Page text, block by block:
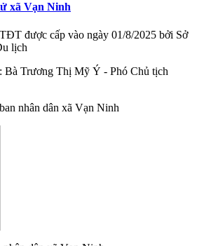
xã Vạn Ninh
được cấp vào ngày 01/8/2025 bởi Sở
lịch
Bà Trương Thị Mỹ Ý - Phó Chủ tịch
nhân dân xã Vạn Ninh